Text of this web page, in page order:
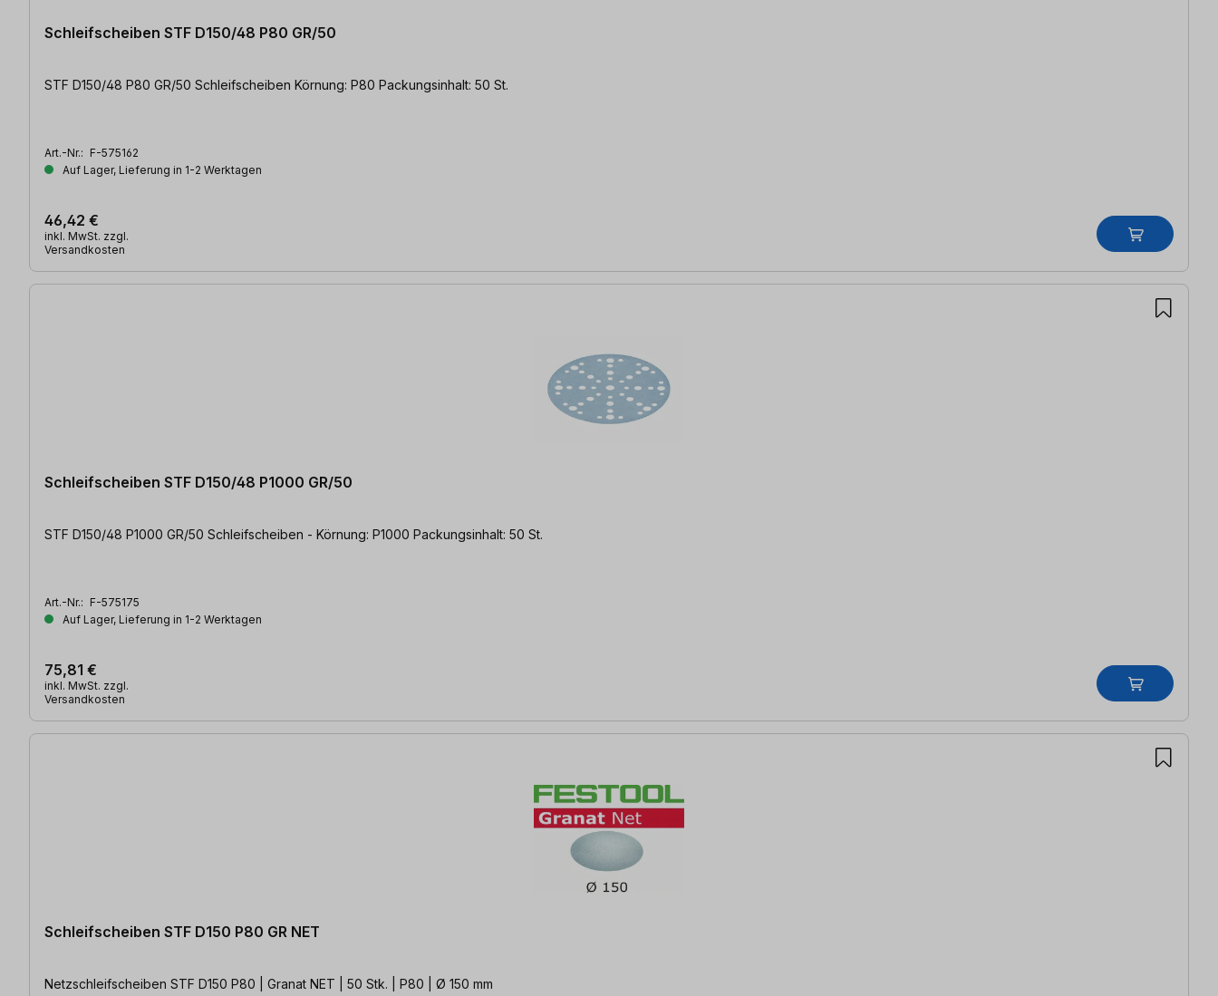
Schleifscheiben STF D150/48 P80 GR/50
STF D150/48 P80 GR/50 Schleifscheiben Körnung: P80 Packungsinhalt: 50 St.
Art.-Nr.: F-575162
Auf Lager, Lieferung in 1-2 Werktagen
46,42 €
inkl. MwSt. zzgl.
Versandkosten
Schleifscheiben STF D150/48 P1000 GR/50
STF D150/48 P1000 GR/50 Schleifscheiben - Körnung: P1000 Packungsinhalt: 50 St.
Art.-Nr.: F-575175
Auf Lager, Lieferung in 1-2 Werktagen
75,81 €
inkl. MwSt. zzgl.
Versandkosten
Schleifscheiben STF D150 P80 GR NET
Netzschleifscheiben STF D150 P80 | Granat NET | 50 Stk. | P80 | Ø 150 mm